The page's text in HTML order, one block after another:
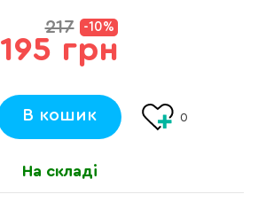
217 -10%
195 грн
В кошик 0
На складі